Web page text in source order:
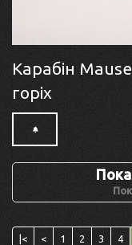
Карабін
горіх
|< < 1 2 3 4